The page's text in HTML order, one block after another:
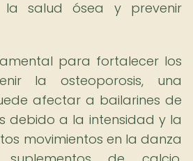
la salud ósea y prevenir
para fortalecer los
la osteoporosis, una
afectar a bailarines de
debido a la intensidad y la
movimientos en la danza